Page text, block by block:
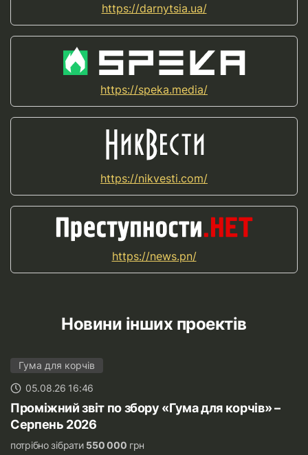
https://darnytsia.ua/
https://speka.media/
https://nikvesti.com/
https://news.pn/
Новини інших проектів
Гума для корчів
05.08.26 16:46
Проміжний звіт по збору «Гума для корчів» –
Серпень 2026
потрібно зібрати 550 000 грн